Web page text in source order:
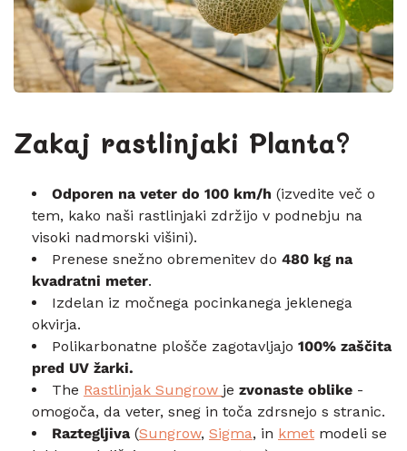
Zakaj rastlinjaki Planta?
Odporen na veter do 100 km/h (izvedite več o
tem, kako naši rastlinjaki zdržijo v podnebju na
visoki nadmorski višini).
Prenese snežno obremenitev do 480 kg na
kvadratni meter.
Izdelan iz močnega pocinkanega jeklenega
okvirja.
Polikarbonatne plošče zagotavljajo 100% zaščita
pred UV žarki.
The Rastlinjak Sungrow je zvonaste oblike -
omogoča, da veter, sneg in toča zdrsnejo s stranic.
Raztegljiva (Sungrow, Sigma, in kmet modeli se